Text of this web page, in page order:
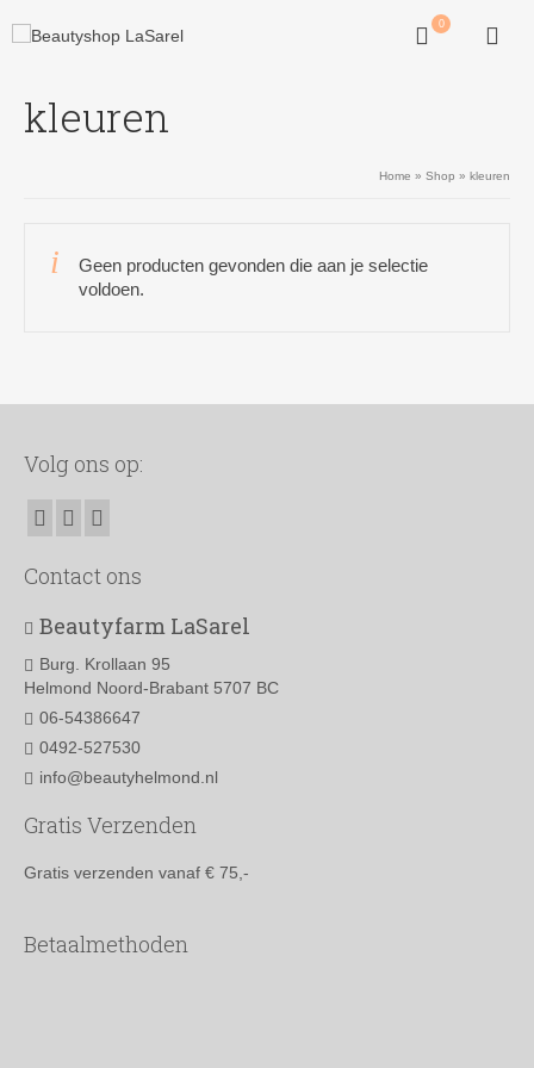
0
kleuren
Home » Shop » kleuren
Geen producten gevonden die aan je selectie
voldoen.
Volg ons op:
Contact ons
Beautyfarm LaSarel
Burg. Krollaan 95
Helmond Noord-Brabant 5707 BC
06-54386647
0492-527530
info@beautyhelmond.nl
Gratis Verzenden
Gratis verzenden vanaf € 75,-
Betaalmethoden